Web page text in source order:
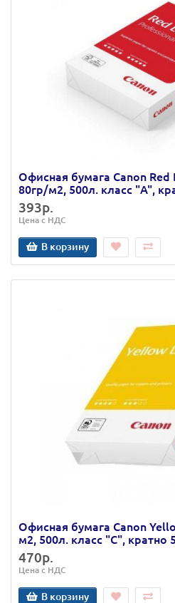
Офисная бумага Canon
80гр/м2, 500л. класс "A",
393р.
Цена с НДС
В корзину
Офисная бумага Canon
м2, 500л. класс "C", кратно
470р.
Цена с НДС
В корзину